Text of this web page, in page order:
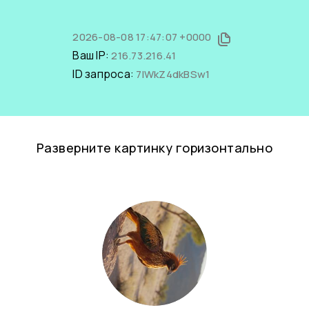
2026-08-08 17:47:07 +0000
Ваш IP:216.73.216.41
ID запроса: 7lWkZ4dkBSw1
Разверните картинку горизонтально